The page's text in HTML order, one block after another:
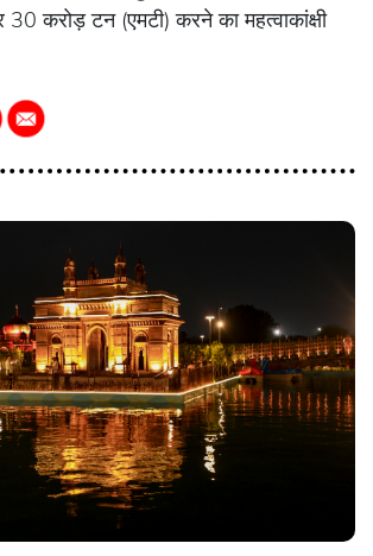
30 करोड़ टन (एमटी) करने का महत्वाकांक्षी